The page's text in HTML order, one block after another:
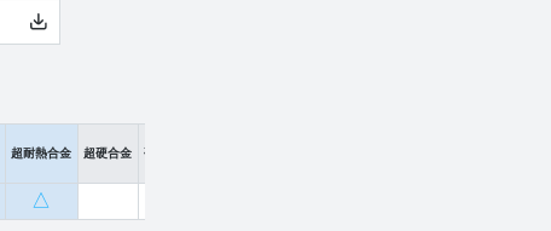
超耐熱合金 超硬合金
硬脆材
△